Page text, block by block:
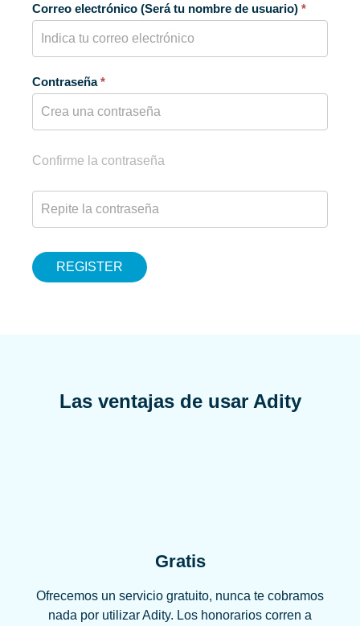
Correo electrónico (Será tu nombre de usuario) *
Contraseña*
Confirme la contraseña
REGISTER
Las ventajas de usar Adity
Gratis
Ofrecemos un servicio gratuito, nunca te cobramos
nada por utilizar Adity. Los honorarios corren a